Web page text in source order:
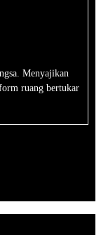
Menyajikan
ruang bertukar